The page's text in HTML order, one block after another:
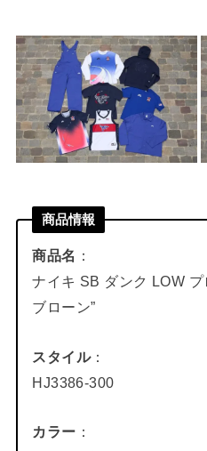
商品情報
商品名 ：
ナイキ SB ダンク LOW
ブローン”
スタイル：
HJ3386-300
カラー ：